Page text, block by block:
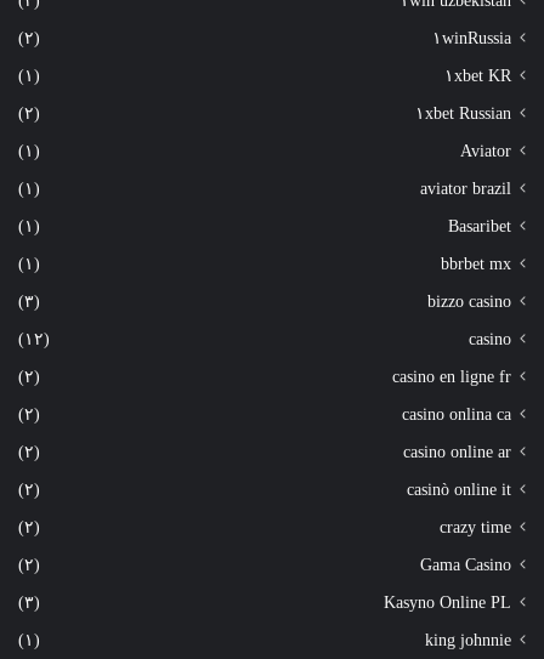
١winRussia (٢)
١xbet KR (١)
١xbet Russian (٢)
Aviator (١)
aviator brazil (١)
Basaribet (١)
bbrbet mx (١)
bizzo casino (٣)
casino (١٢)
casino en ligne fr (٢)
casino onlina ca (٢)
casino online ar (٢)
casinò online it (٢)
crazy time (٢)
Gama Casino (٢)
Kasyno Online PL (٣)
king johnnie (١)